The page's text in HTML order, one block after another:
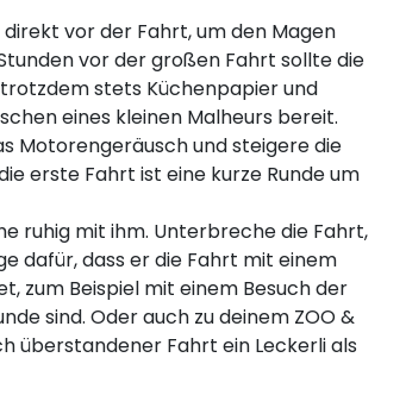
vor der Fahrt, um den Magen
vor der großen Fahrt sollte die
stets Küchenpapier und
eines kleinen Malheurs bereit.
Motorengeräusch und steigere die
erste Fahrt ist eine kurze Runde um
ruhig mit ihm. Unterbreche die Fahrt,
dafür, dass er die Fahrt mit einem
zum Beispiel mit einem Besuch der
sind. Oder auch zu deinem ZOO &
überstandener Fahrt ein Leckerli als